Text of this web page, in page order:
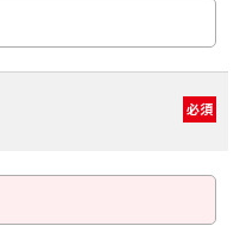
必須